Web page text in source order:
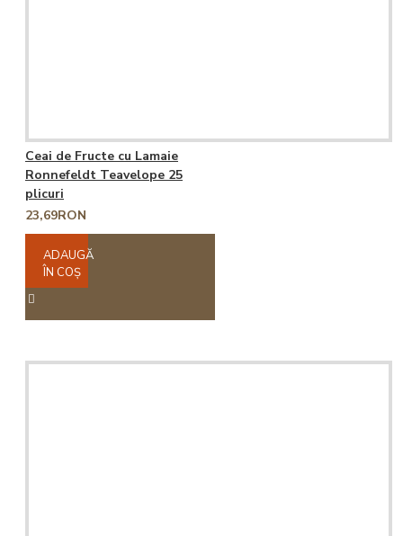
Ceai de Fructe cu Lamaie
Ronnefeldt Teavelope 25
plicuri
23,69RON
ADAUGĂ
ÎN COŞ